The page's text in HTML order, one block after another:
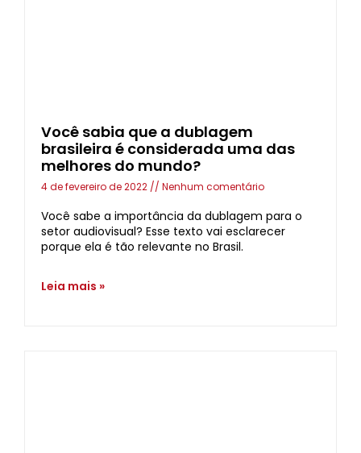
Você sabia que a dublagem
brasileira é considerada uma das
melhores do mundo?
4 de fevereiro de 2022 Nenhum comentário
Você sabe a importância da dublagem para o
setor audiovisual? Esse texto vai esclarecer
porque ela é tão relevante no Brasil.
Leia mais »